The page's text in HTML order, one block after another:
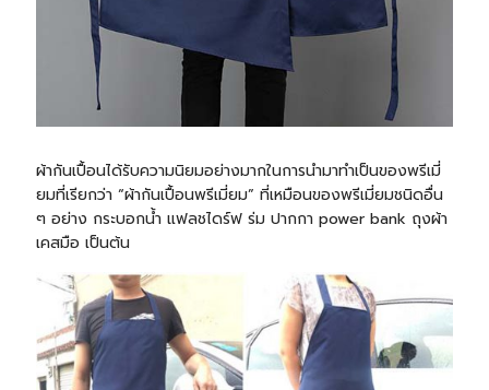
ผ้ากันเปื้อนได้รับความนิยมอย่างมากในการนำมาทำเป็นของพรีเมี่
ยมที่เรียกว่า “ผ้ากันเปื้อนพรีเมี่ยม” ที่เหมือนของพรีเมี่ยมชนิดอื่น
ๆ อย่าง กระบอกน้ำ แฟลชไดร์ฟร่ม ปากกา power bank ถุงผ้า
เคสมือ เป็นต้น